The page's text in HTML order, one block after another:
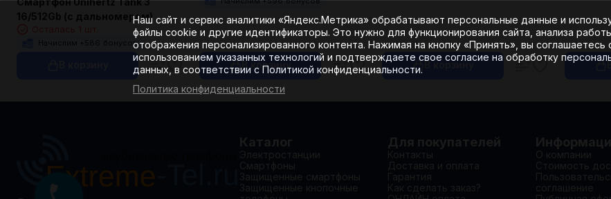
16/512Gb (с дальномером)
Начислим + бонусов
В корзину В корзину
Наш сайт и сервис аналитики «Яндекс.Метрика» обрабатывают персональные данные и
файлы cookie и другие идентификаторы. Это нужно для функционирования сайта, анализа
отображения персонализированного контента. Нажимая на кнопку «Принять», вы соглашаетесь
использованием указанных технологий и подтверждаете свое согласие на обработку
данных, в соответствии с Политикой конфиденциальности.
Политика конфиденциальности